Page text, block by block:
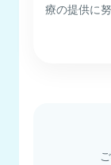
療の提供に